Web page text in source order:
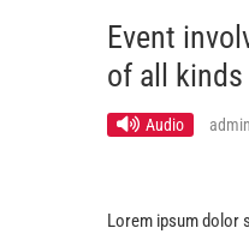
Event
of all
Audio admin
Lorem ipsum dolor